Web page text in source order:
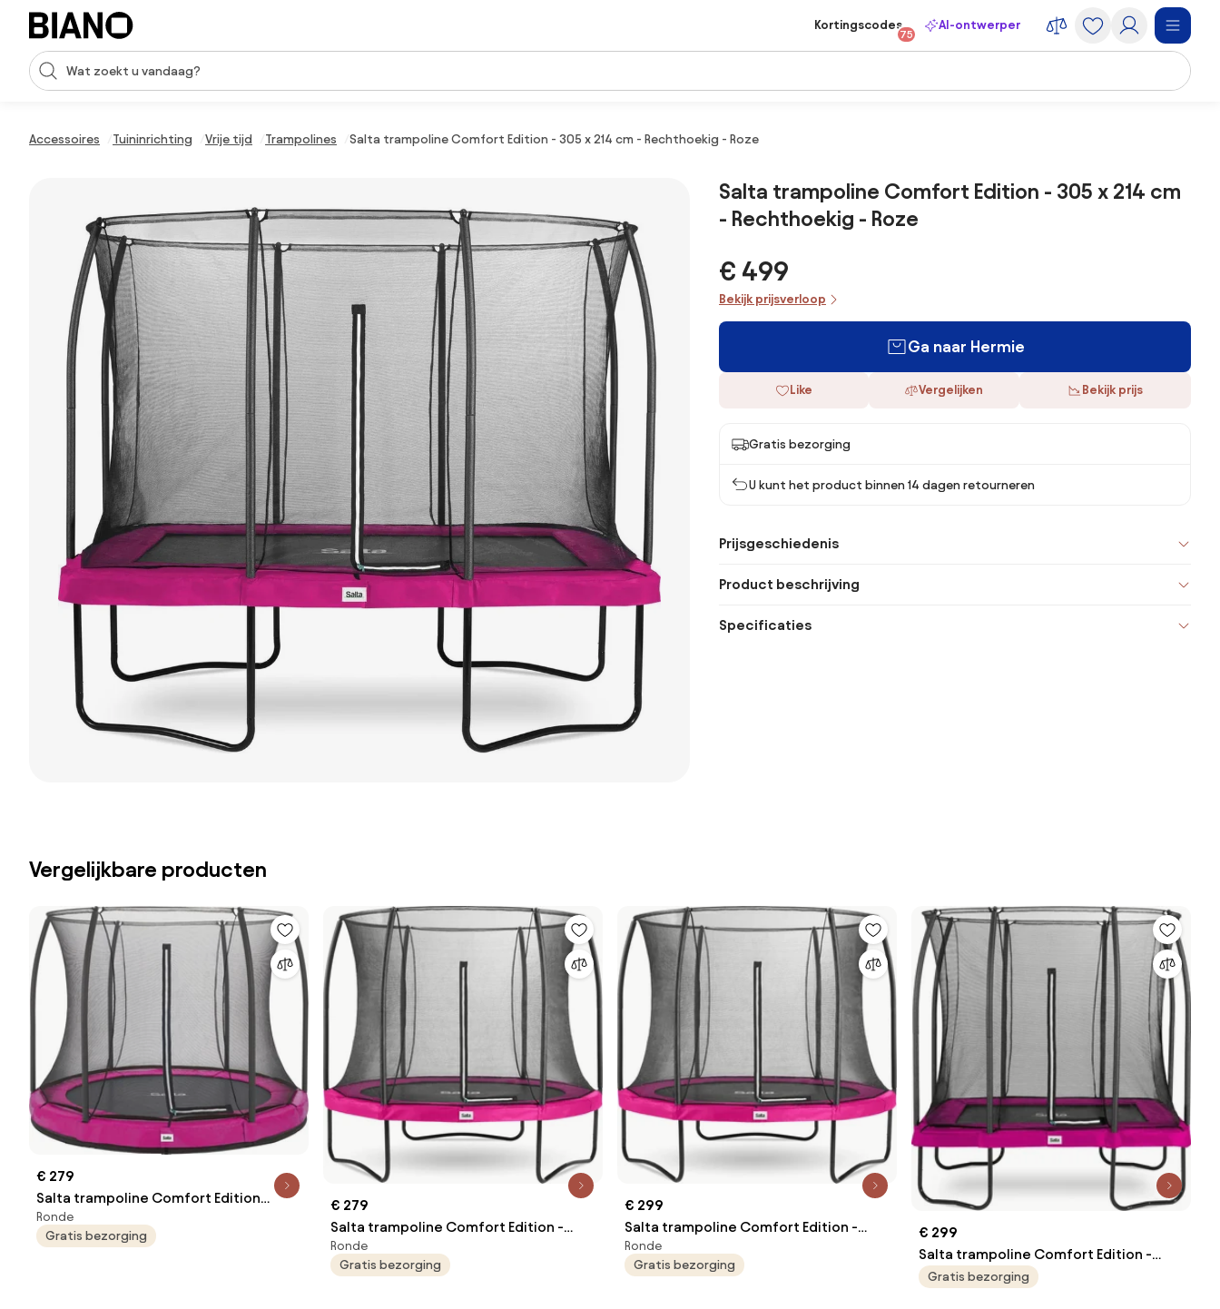
Navigatie overslaan, naar inhoud springen
Zoekopdracht invoeren
Kortingscodes
75
AI-ontwerper
Accessoires Tuininrichting Vrije tijd Trampolines Salta trampoline Comfort Edition - 305 x 214 cm - Rechthoekig - Roze
Salta trampoline Comfort Edition - 305 x 214 cm
- Rechthoekig - Roze
€ 499
Bekijk prijsverloop
Ga naar Hermie
Like Vergelijken Bekijk prijs
Gratis bezorging
U kunt het product binnen 14 dagen retourneren
Prijsgeschiedenis
Product beschrijving
Specificaties
Vergelijkbare producten
€ 279
Salta trampoline Comfort Edition
Ground - Diameter 183 cm - Rond -
Roze
Ronde
Gratis bezorging
€ 279
Salta trampoline Comfort Edition -
Diameter 213 cm - Rond - Roze
Ronde
Gratis bezorging
€ 299
Salta trampoline Comfort Edition -
Diameter 251 cm - Rond - roze
Ronde
Gratis bezorging
€ 299
Salta trampoline Comfort Edition -
214x153 cm - Rechthoekig - roze
Gratis bezorging